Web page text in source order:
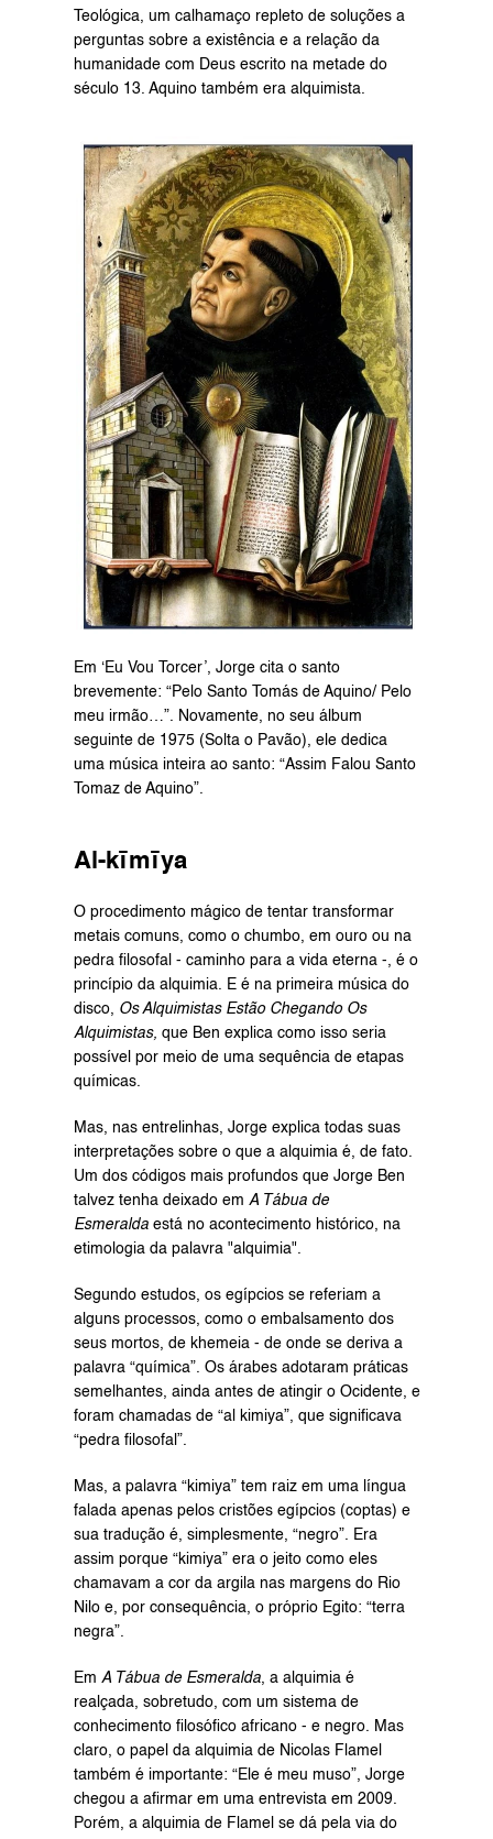
Teológica, um calhamaço repleto de soluções a
perguntas sobre a existência e a relação da
humanidade com Deus escrito na metade do
século 13. Aquino também era alquimista.
Em ‘Eu Vou Torcer’, Jorge cita o santo
brevemente: “Pelo Santo Tomás de Aquino/ Pelo
meu irmão…”. Novamente, no seu álbum
seguinte de 1975 (Solta o Pavão), ele dedica
uma música inteira ao santo: “Assim Falou Santo
Tomaz de Aquino”.
Al-kīmīya
O procedimento mágico de tentar transformar
metais comuns, como o chumbo, em ouro ou na
pedra filosofal - caminho para a vida eterna -, é o
princípio da alquimia. E é na primeira música do
disco, Os Alquimistas Estão Chegando Os
Alquimistas, que Ben explica como isso seria
possível por meio de uma sequência de etapas
químicas.
Mas, nas entrelinhas, Jorge explica todas suas
interpretações sobre o que a alquimia é, de fato.
Um dos códigos mais profundos que Jorge Ben
talvez tenha deixado em A Tábua de
Esmeralda está no acontecimento histórico, na
etimologia da palavra "alquimia".
Segundo estudos, os egípcios se referiam a
alguns processos, como o embalsamento dos
seus mortos, de khemeia - de onde se deriva a
palavra “química”. Os árabes adotaram práticas
semelhantes, ainda antes de atingir o Ocidente, e
foram chamadas de “al kimiya”, que significava
“pedra filosofal”.
Mas, a palavra “kimiya” tem raiz em uma língua
falada apenas pelos cristões egípcios (coptas) e
sua tradução é, simplesmente, “negro”. Era
assim porque “kimiya” era o jeito como eles
chamavam a cor da argila nas margens do Rio
Nilo e, por consequência, o próprio Egito: “terra
negra”.
Em A Tábua de Esmeralda, a alquimia é
realçada, sobretudo, com um sistema de
conhecimento filosófico africano - e negro. Mas
claro, o papel da alquimia de Nicolas Flamel
também é importante: “Ele é meu muso”, Jorge
chegou a afirmar em uma entrevista em 2009.
Porém, a alquimia de Flamel se dá pela via do